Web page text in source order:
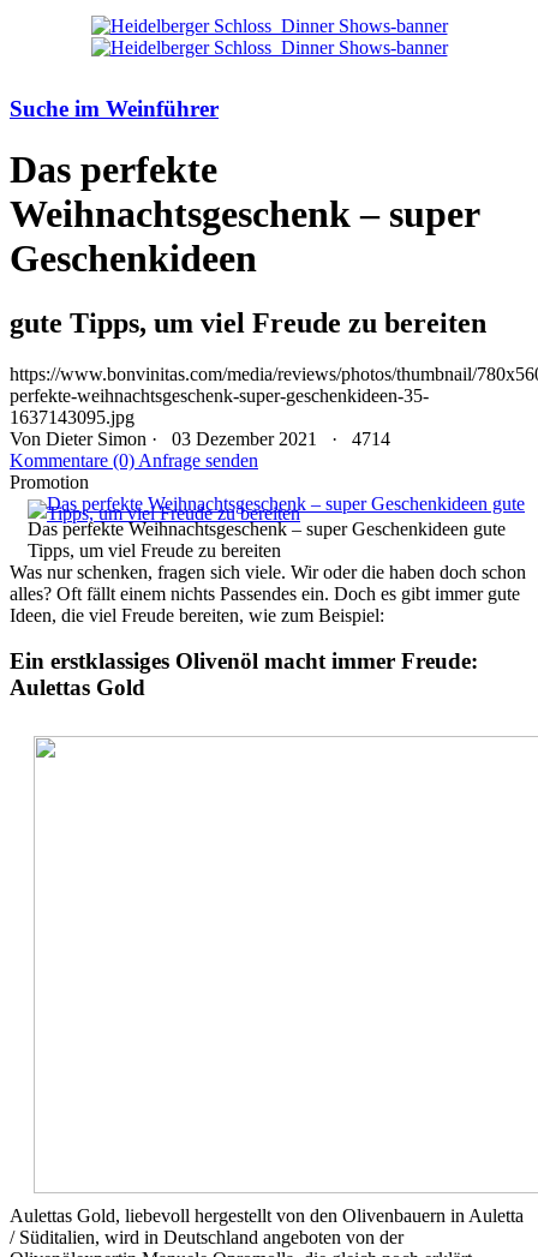
Suche im Weinführer
Das perfekte
Weihnachtsgeschenk – super
Geschenkideen
gute Tipps, um viel Freude zu bereiten
https://www.bonvinitas.com/media/reviews/photos/thumbnail/
perfekte-weihnachtsgeschenk-super-geschenkideen-35-
1637143095.jpg
Von Dieter Simon · 03 Dezember 2021 ·
4714
Kommentare (0) Anfrage senden
Promotion
Das perfekte Weihnachtsgeschenk – super Geschenkideen gute
Tipps, um viel Freude zu bereiten
Was nur schenken, fragen sich viele. Wir oder die haben doch schon
alles? Oft fällt einem nichts Passendes ein. Doch es gibt immer gute
Ideen, die viel Freude bereiten, wie zum Beispiel:
Ein erstklassiges Olivenöl macht immer Freude:
Aulettas Gold
Aulettas Gold, liebevoll hergestellt von den Olivenbauern in Auletta
/ Süditalien, wird in Deutschland angeboten von der